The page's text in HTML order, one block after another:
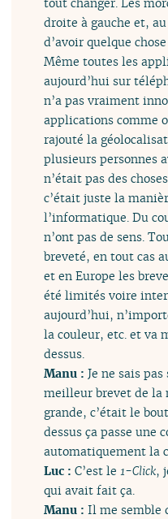
droite à gauche et,
d’avoir quelque
Même toutes les
aujourd’hui sur
n’a pas vraiment
applications comme
rajouté la
plusieurs personnes
n’était pas des
c’était juste la
l’informatique. Du
n’ont pas de sens.
breveté, en tout cas
et en Europe les
été limités voire
aujourd’hui,
la couleur, etc. et va
dessus.
Manu :Je ne sais
meilleur brevet de la
grande, c’était le
dessus ça passe une
automatiquement la
Luc :C’est le 1-Click,
qui avait fait ça.
Manu :Il me semble